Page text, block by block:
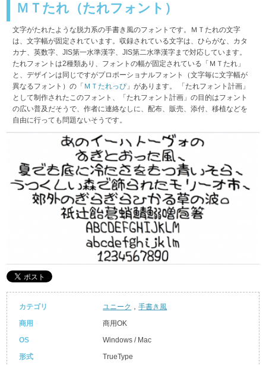
ＭＴたれ（たれフォント）
文字がたれたような脱力系の手書き風のフォントです。ＭＴたれの文字
は、文字幅が固定されています。収録されている文字は、ひらがな、カタ
カナ、英数字、JIS第一水準漢字、JIS第二水準漢字まで対応しています。
たれフォントは2種類あり、フォントの幅が固定されている「ＭＴたれ」
と、デザインは同じですがプロポーショナルフォント（文字毎に文字幅が
異なるフォント）の「 ＭＴたれっぴ」があります。 「たれフォント計画」
として制作されたこのフォント、「たれフォント計画」の目的はフォント
の広い普及だそうで、作者に連絡なしに、配布、販売、添付、移植などを
自由に行っても問題ないそうです。
カテゴリ ユニーク ，手書き風
商用
商用OK
OS
Windows / Mac
形式
TrueType